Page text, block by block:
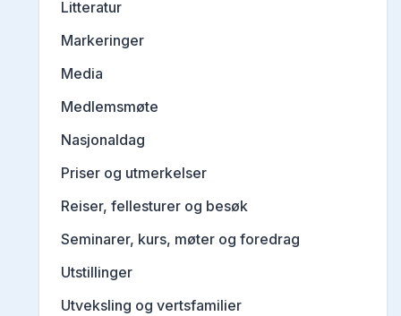
Litteratur
Markeringer
Media
Medlemsmøte
Nasjonaldag
Priser og utmerkelser
Reiser, fellesturer og besøk
Seminarer, kurs, møter og foredrag
Utstillinger
Utveksling og vertsfamilier